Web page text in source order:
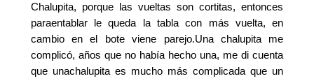
Chalupita, porque las vueltas son cortitas, entonces
paraentablar le queda la tabla con más vuelta, en
cambio en el bote viene parejo.Una chalupita me
complicó, años que no había hecho una, me di cuenta
que unachalupita es mucho más complicada que un